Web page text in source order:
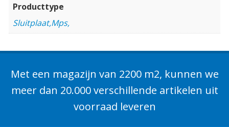
Producttype
Sluitplaat,Mps,
Met een magazijn van 2200 m2, kunnen we
meer dan 20.000 verschillende artikelen uit
voorraad leveren